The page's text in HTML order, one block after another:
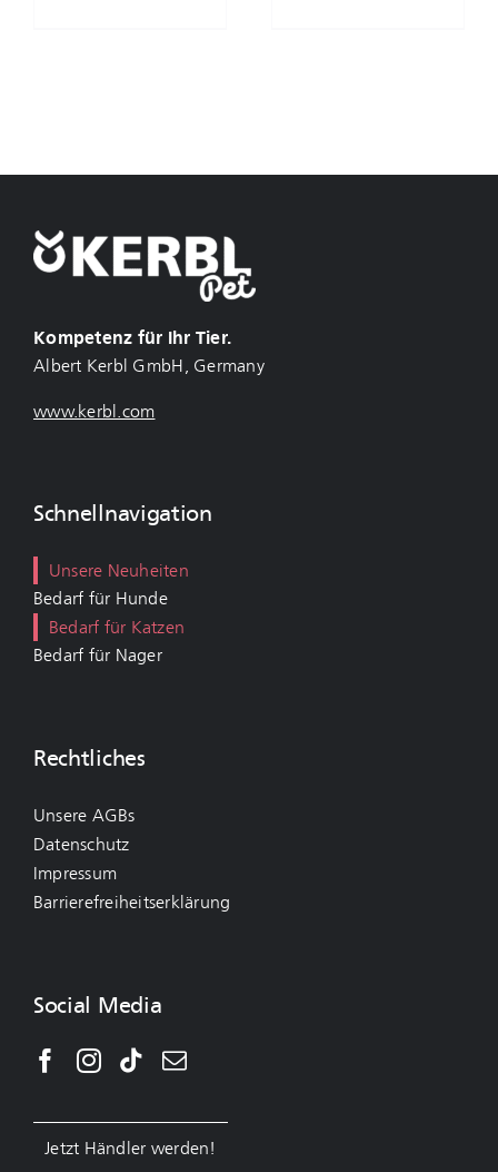
Kompetenz für Ihr Tier.
Albert Kerbl GmbH, Germany
www.kerbl.com
Schnellnavigation
Unsere Neuheiten
Bedarf für Hunde
Bedarf für Katzen
Bedarf für Nager
Rechtliches
Unsere AGBs
Datenschutz
Impressum
Barrierefreiheitserklärung
Social Media
Jetzt Händler werden!